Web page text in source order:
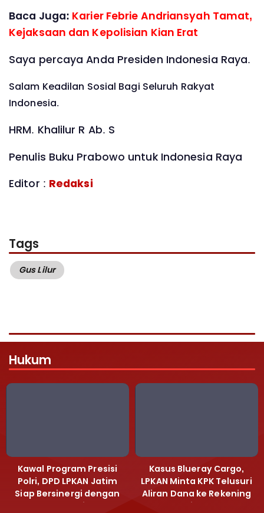
Baca Juga: Karier Febrie Andriansyah Tamat,
Kejaksaan dan Kepolisian Kian Erat
Saya percaya Anda Presiden Indonesia Raya.
Salam Keadilan Sosial Bagi Seluruh Rakyat
Indonesia.
HRM. Khalilur R Ab. S
Penulis Buku Prabowo untuk Indonesia Raya
Editor : Redaksi
Tags
Gus Lilur
Hukum
Kawal Program Presisi
Polri, DPD LPKAN Jatim
Siap Bersinergi dengan
Polda Jatim
Kasus Blueray Cargo,
LPKAN Minta KPK Telusuri
Aliran Dana ke Rekening
Heri Black